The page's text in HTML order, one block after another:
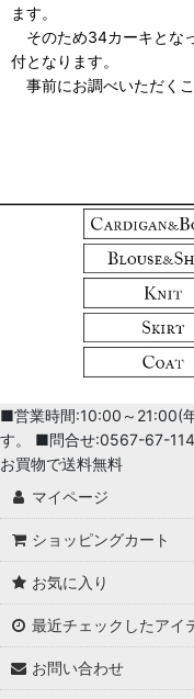
ます。
そのため34カーキとな
付となります。
事前にお調べいただく
■営業時間:10:00～21:00(
す。 ■問合せ:0567-67-
お買物で送料無料
マイページ
ショッピングカート
お気に入り
最近チェックしたアイ
お問い合わせ